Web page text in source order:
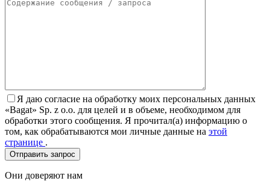
Я даю согласие на обработку моих персональных данных
«Bagat» Sp. z o.o. для целей и в объеме, необходимом для
обработки этого сообщения. Я прочитал(а) информацию о
том, как обрабатываются мои личные данные на этой
странице .
Они доверяют нам